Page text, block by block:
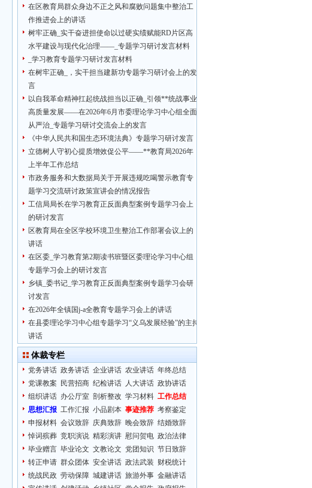
在区教育局群众身边不正之风和腐败问题集中整治工
作推进会上的讲话
树牢正确_实干奋进担使命以过硬实绩赋能RD片区高
水平建设与现代化治理——_专题学习研讨发言材料
_学习教育专题学习研讨发言材料
在树牢正确_，实干担当建新功专题学习研讨会上的发
言
以自我革命精神扛起统战担当以正确_引领**统战事业
高质量发展——在2026年6月市委理论学习中心组全面
从严治_专题学习研讨交流会上的发言
《中华人民共和国生态环境法典》专题学习研讨发言
立德树人守初心提质增效促公平——**教育局2026年
上半年工作总结
市政务服务和大数据局关于开展违规吃喝警示教育专
题学习交流研讨政策宣讲会的情况报告
工信局局长在学习教育正反面典型案例专题学习会上
的研讨发言
区教育局在全区学校环境卫生整治工作部署会议上的
讲话
在区委_学习教育第2期读书班暨区委理论学习中心组
专题学习会上的研讨发言
乡镇_委书记_学习教育正反面典型案例专题学习会研
讨发言
在2026年全镇国j-a全教育专题学习会上的讲话
在县委理论学习中心组专题学习“义乌发展经验”的主持
讲话
体裁专栏
党务讲话 政务讲话 企业讲话 农业讲话 年终总结
党课教案
民营招商 纪检讲话 人大讲话 政协讲话
组织讲话 办公厅室 剖析整改 学习材料 工作总结
思想汇报 工作汇报 小品剧本 事迹推荐 考察鉴定
申报材料 会议致辞 庆典致辞 晚会致辞 结婚致辞
悼词殡葬 竞职演说 精彩演讲 慰问贺电 政治法律
毕业赠言 毕业论文 文教论文 党团知识 节日致辞
转正申请 群众团体 安全讲话 政法武装 财税统计
统战民政 劳动保障 城建讲话 旅游外事 金融讲话